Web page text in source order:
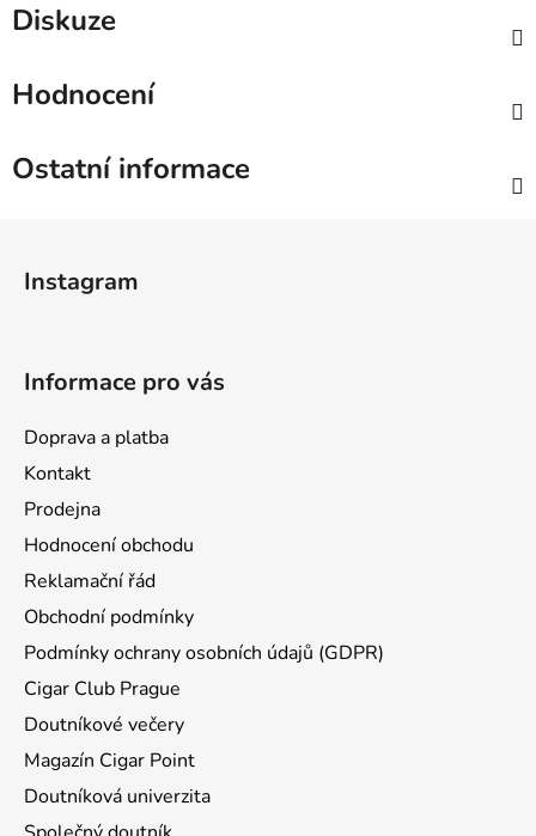
Diskuze
Hodnocení
Ostatní informace
Instagram
Informace pro vás
Doprava a platba
Kontakt
Prodejna
Hodnocení obchodu
Reklamační řád
Obchodní podmínky
Podmínky ochrany osobních údajů (GDPR)
Cigar Club Prague
Doutníkové večery
Magazín Cigar Point
Doutníková univerzita